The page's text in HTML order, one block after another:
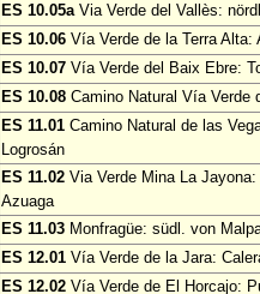
ES 10.05aVia Verde del Vallès:
ES 10.06 Vía Verde de la Terra Alta:
ES 10.07 Vía Verde del Baix Ebre:
ES 10.08 Camino Natural Vía Verde
ES 11.01 Camino Natural de las
Logrosán
ES 11.02 Via Verde Mina La
Azuaga
ES 11.03 Monfragüe: südl. von
ES 12.01 Vía Verde de la Jara:
ES 12.02 Vía Verde de El Horcajo: